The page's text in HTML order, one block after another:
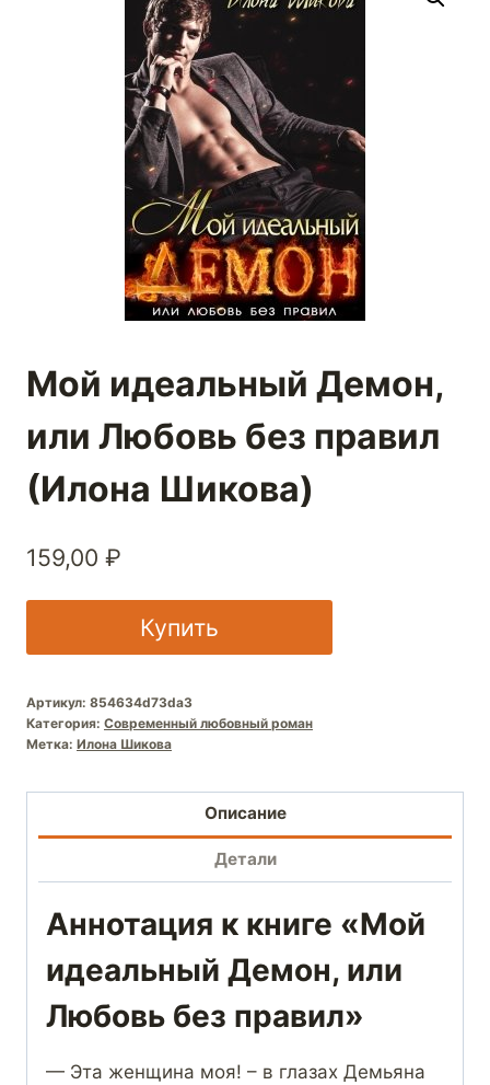
Мой идеальный Демон,
или Любовь без правил
(Илона Шикова)
159,00 ₽
Купить
Артикул: 854634d73da3
Категория: Современный любовный роман
Метка: Илона Шикова
Описание
Детали
Аннотация к книге «Мой
идеальный Демон, или
Любовь без правил»
— Эта женщина моя! – в глазах Демьяна